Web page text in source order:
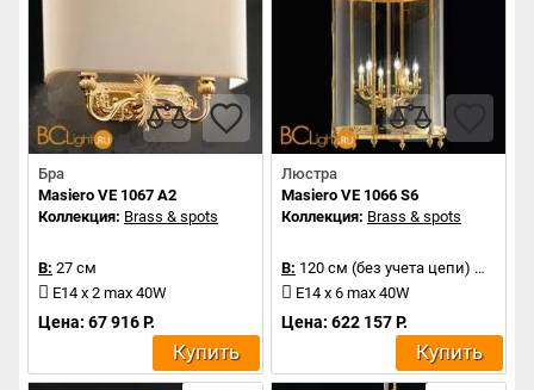
Бра
Masiero VE 1067 A2
Коллекция: Brass & spots
В: 27 см
E14 x 2 max 40W
Цена: 67 916 Р.
Купить
Люстра
Masiero VE 1066 S6
Коллекция: Brass & spots
В: 120 см (без учета цепи) Д:
E14 x 6 max 40W
Цена: 622 157 Р.
Купить